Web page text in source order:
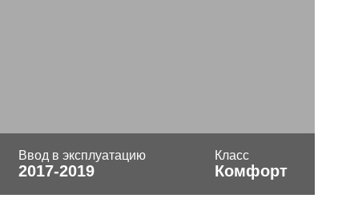
Ввод в эксплуатацию
2017-2019
Класс
Комфорт